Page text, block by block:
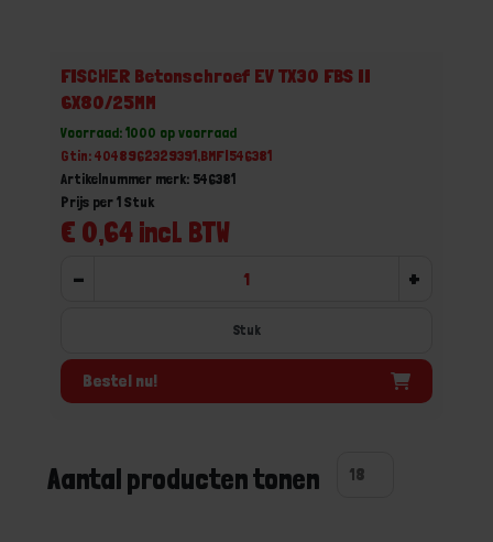
FISCHER Betonschroef EV TX30 FBS II
6X80/25MM
Voorraad: 1000 op voorraad
Gtin: 4048962329391,BMFI546381
Artikelnummer merk: 546381
€ 0,64 incl. BTW
Prijs per 1 Stuk
- +
Stuk
Bestel nu!
Aantal producten tonen